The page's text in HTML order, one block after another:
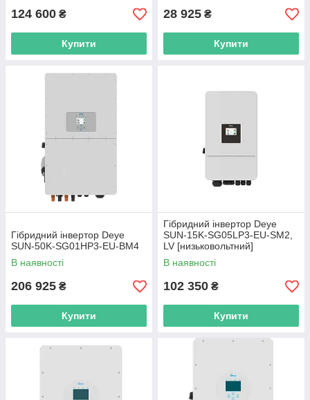
124 600 ₴
Купити
28 925 ₴
Купити
Гібридний інвертор Deye
SUN-50K-SG01HP3-EU-BM4
В наявності
206 925 ₴
Купити
Гібридний інвертор Deye
SUN-15K-SG05LP3-EU-SM2,
LV [низьковольтний]
В наявності
102 350 ₴
Купити